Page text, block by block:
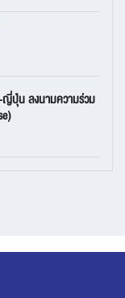
ญี่ปุ่น ลงนามความร่วม